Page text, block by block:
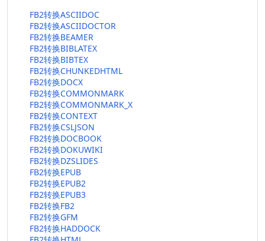
FB2转换ASCIIDOC
FB2转换ASCIIDOCTOR
FB2转换BEAMER
FB2转换BIBLATEX
FB2转换BIBTEX
FB2转换CHUNKEDHTML
FB2转换DOCX
FB2转换COMMONMARK
FB2转换COMMONMARK_X
FB2转换CONTEXT
FB2转换CSLJSON
FB2转换DOCBOOK
FB2转换DOKUWIKI
FB2转换DZSLIDES
FB2转换EPUB
FB2转换EPUB2
FB2转换EPUB3
FB2转换FB2
FB2转换GFM
FB2转换HADDOCK